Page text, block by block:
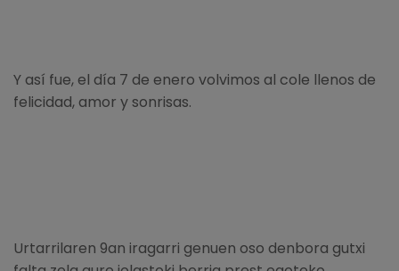
Y así fue, el día 7 de enero volvimos al cole llenos de
felicidad, amor y sonrisas.
Urtarrilaren 9an iragarri genuen oso denbora gutxi